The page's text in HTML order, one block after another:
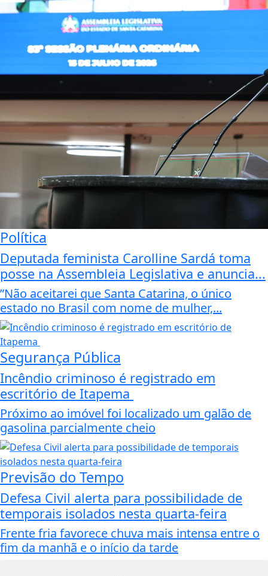
Política
Deputada feminista Carolline Sardá toma
posse na Assembleia Legislativa e anuncia...
”Não aceitarei que Santa Catarina, o único
estado no Brasil com nome de mulher,...
Segurança Pública
Incêndio criminoso é registrado em
escritório de Itapema
Próximo ao imóvel foi localizado um galão de
gasolina parcialmente cheio
Previsão do Tempo
Defesa Civil alerta para possibilidade de
temporais isolados nesta quarta-feira
Frente fria favorece chuva mais intensa entre o
fim da manhã e o início da tarde